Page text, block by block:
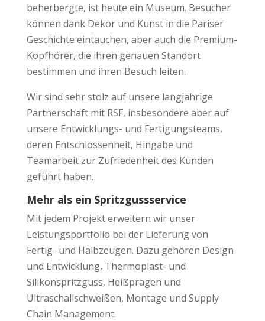
beherbergte, ist heute ein Museum. Besucher
können dank Dekor und Kunst in die Pariser
Geschichte eintauchen, aber auch die Premium-
Kopfhörer, die ihren genauen Standort
bestimmen und ihren Besuch leiten.
Wir sind sehr stolz auf unsere langjährige
Partnerschaft mit RSF, insbesondere aber auf
unsere Entwicklungs- und Fertigungsteams,
deren Entschlossenheit, Hingabe und
Teamarbeit zur Zufriedenheit des Kunden
geführt haben.
Mehr als ein Spritzgussservice
Mit jedem Projekt erweitern wir unser
Leistungsportfolio bei der Lieferung von
Fertig- und Halbzeugen. Dazu gehören Design
und Entwicklung, Thermoplast- und
Silikonspritzguss, Heißprägen und
Ultraschallschweißen, Montage und Supply
Chain Management.